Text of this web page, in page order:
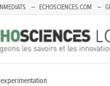
ECHOSCIENCES.COM